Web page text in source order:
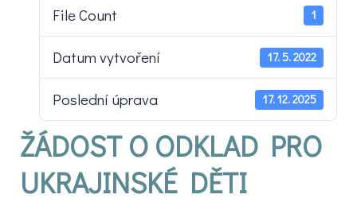
File Count 1
Datum vytvoření 17. 5. 2022
Poslední úprava 17. 12. 2025
ŽÁDOST O ODKLAD PRO
UKRAJINSKÉ DĚTI